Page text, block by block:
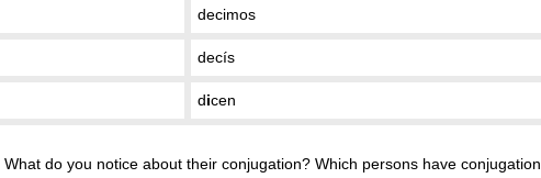
decimos
decís
dicen
What do you notice about their conjugation? Which persons have conjugation